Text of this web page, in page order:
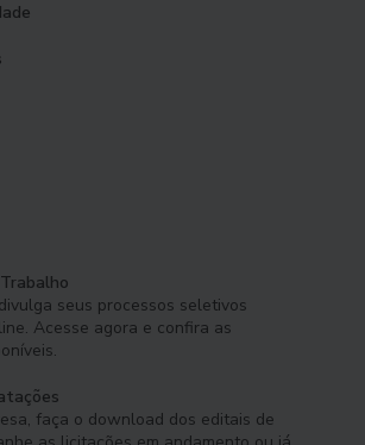
seus processos seletivos
Acesse agora e confira as
faça o download dos editais de